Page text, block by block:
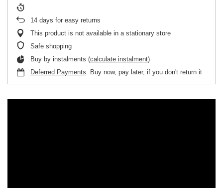
14 days for easy returns
This product is not available in a stationary store
Safe shopping
Buy by instalments (calculate instalment)
Deferred Payments. Buy now, pay later, if you don't return it